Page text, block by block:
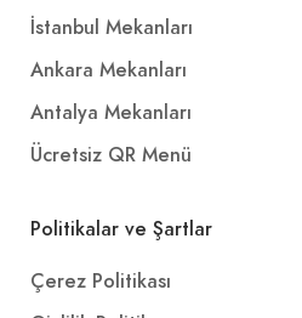
İstanbul Mekanları
Ankara Mekanları
Antalya Mekanları
Ücretsiz QR Menü
Politikalar ve Şartlar
Çerez Politikası